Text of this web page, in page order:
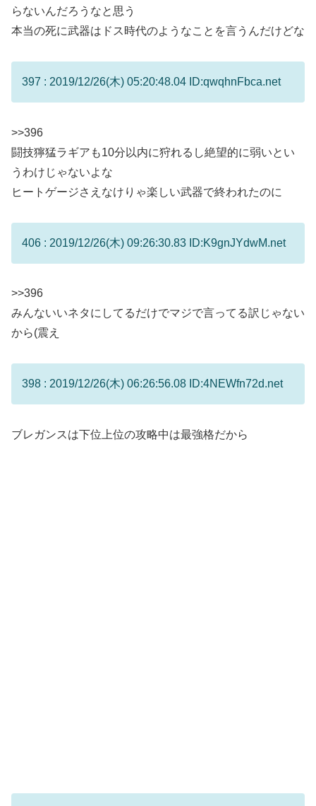
らないんだろうなと思う
本当の死に武器はドス時代のようなことを言うんだけどな
397 : 2019/12/26(木) 05:20:48.04 ID:qwqhnFbca.net
>>396
闘技獰猛ラギアも10分以内に狩れるし絶望的に弱いとい
うわけじゃないよな
ヒートゲージさえなけりゃ楽しい武器で終われたのに
406 : 2019/12/26(木) 09:26:30.83 ID:K9gnJYdwM.net
>>396
みんないいネタにしてるだけでマジで言ってる訳じゃない
から(震え
398 : 2019/12/26(木) 06:26:56.08 ID:4NEWfn72d.net
ブレガンスは下位上位の攻略中は最強格だから